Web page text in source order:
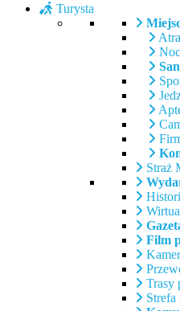
Turysta
Straż
Film
Trasy
Strefa